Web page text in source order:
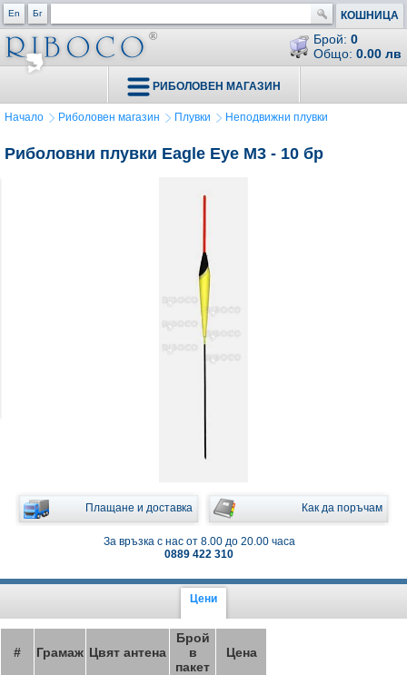
En Бг КОШНИЦА
Брой: 0
Общо: 0.00 лв
РИБОЛОВЕН МАГАЗИН
Начало Риболовен магазин Плувки Неподвижни плувки
Риболовни плувки Eagle Eye M3 - 10 бр
Плащане и доставка Как да поръчам
За връзка с нас от 8.00 до 20.00 часа
0889 422 310
Цени
# Грамаж Цвят антена
Брой
в
пакет
Цена